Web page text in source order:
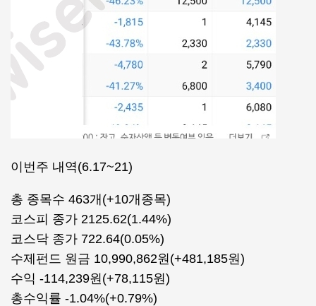
이번주 내역(6.17~21)
총 종목수 463개(+10개종목)
코스피 종가 2125.62(1.44%)
코스닥 종가 722.64(0.05%)
수제펀드 원금 10,990,862원(+481,185원)
수익 -114,239원(+78,115원)
총수익률 -1.04%(+0.79%)